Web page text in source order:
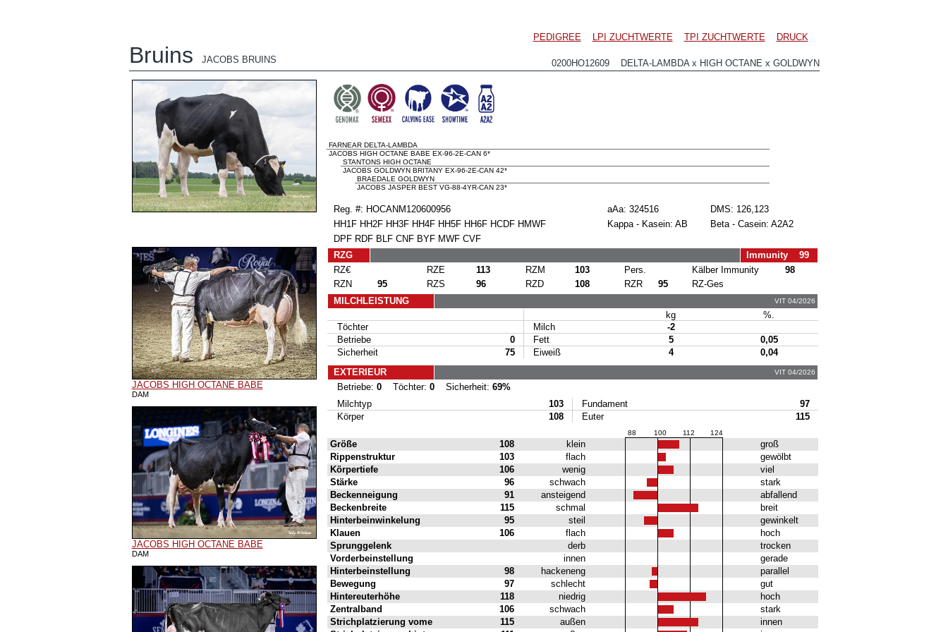
PEDIGREE LPI ZUCHTWERTE TPI ZUCHTWERTE DRUCK
Bruins JACOBS BRUINS 0200HO12609 DELTA-LAMBDA x HIGH OCTANE x GOLDWYN
JACOBS HIGH OCTANE BABE
DAM
JACOBS HIGH OCTANE BABE
DAM
FARNEAR DELTA-LAMBDA
JACOBS HIGH OCTANE BABE EX-96-2E-CAN 6*
STANTONS HIGH OCTANE
JACOBS GOLDWYN BRITANY EX-96-2E-CAN 42*
BRAEDALE GOLDWYN
JACOBS JASPER BEST VG-88-4YR-CAN 23*
Reg. #: HOCANM120600956 aAa: 324516
DMS: 126,123
HH1F HH2F HH3F HH4F HH5F HH6F HCDF HMWF
Kappa - Kasein: AB
Beta - Casein: A2A2
DPF RDF BLF CNF BYF MWF CVF
RZG
Immunity 99
RZ€
RZE 113 RZM 103 Pers. Kälber Immunity
98
RZN
95 RZS 96 RZD 108 RZR 95
RZ-Ges
MILCHLEISTUNG
VIT 04/2026
kg
%.
Töchter
Milch
-2
Betriebe
0 Fett 5
0,05
Sicherheit
75 Eiweiß 4
0,04
EXTERIEUR
VIT 04/2026
Betriebe: 0 Töchter: 0 Sicherheit: 69%
Milchtyp
103 Fundament
97
Körper
108 Euter 115
88 100 112 124
Größe 108 klein
groß
Rippenstruktur
103 flach
gewölbt
Körpertiefe
106 wenig
viel
Stärke
96 schwach
stark
Beckenneigung
91 ansteigend
abfallend
Beckenbreite
115 schmal
breit
Hinterbeinwinkelung
95 steil
gewinkelt
Klauen
106 flach
hoch
Sprunggelenk
derb
trocken
Vorderbeinstellung
innen
gerade
Hinterbeinstellung
98 hackeneng
parallel
Bewegung
97 schlecht
gut
Hintereuterhöhe
118 niedrig
hoch
Zentralband
106 schwach
stark
Strichplatzierung vome
115 außen
innen